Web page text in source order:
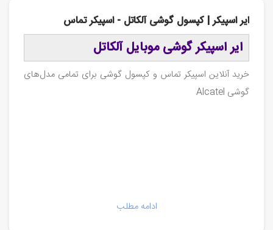
ایر اسپیکر | کپسول گوشی آلکاتل - اسپیکر تماس
ایر اسپیکر گوشی موبایل آلکاتل
خرید آنلاین اسپیکر تماس و کپسول گوشی برای تمامی مدل‌های
گوشی Alcatel
ادامه مطلب